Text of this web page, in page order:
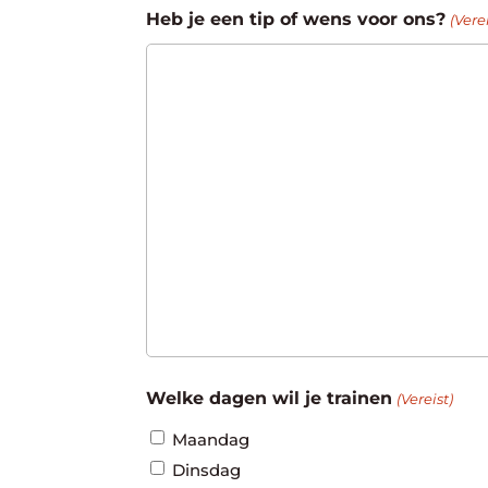
Heb je een tip of wens voor ons?
Welke dagen wil je trainen (Vereist)
Maandag
Dinsdag